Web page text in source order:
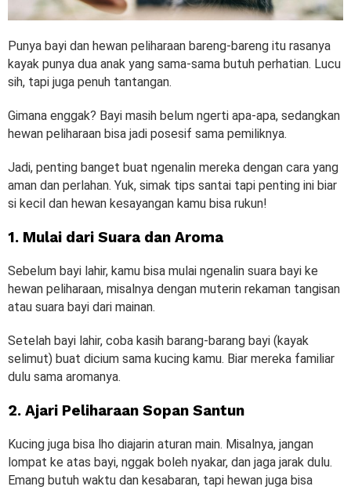
Punya bayi dan hewan peliharaan bareng-bareng itu rasanya
kayak punya dua anak yang sama-sama butuh perhatian. Lucu
sih, tapi juga penuh tantangan.
Gimana enggak? Bayi masih belum ngerti apa-apa, sedangkan
hewan peliharaan bisa jadi posesif sama pemiliknya.
Jadi, penting banget buat ngenalin mereka dengan cara yang
aman dan perlahan. Yuk, simak tips santai tapi penting ini biar
si kecil dan hewan kesayangan kamu bisa rukun!
1. Mulai dari Suara dan Aroma
Sebelum bayi lahir, kamu bisa mulai ngenalin suara bayi ke
hewan peliharaan, misalnya dengan muterin rekaman tangisan
atau suara bayi dari mainan.
Setelah bayi lahir, coba kasih barang-barang bayi (kayak
selimut) buat dicium sama kucing kamu. Biar mereka familiar
dulu sama aromanya.
2. Ajari Peliharaan Sopan Santun
Kucing juga bisa lho diajarin aturan main. Misalnya, jangan
lompat ke atas bayi, nggak boleh nyakar, dan jaga jarak dulu.
Emang butuh waktu dan kesabaran, tapi hewan juga bisa